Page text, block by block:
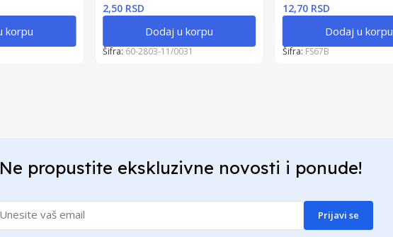
korpu
2,50 RSD
Dodaj u korpu
Šifra: 60-2803-11/0031
12,70 RSD
Dodaj u korpu
Šifra: FS67B
Ne propustite ekskluzivne novosti i ponude!
Prijavi se